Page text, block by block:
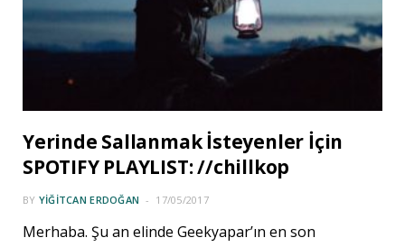
Yerinde Sallanmak İsteyenler İçin
SPOTIFY PLAYLIST: //chillkop
BY YIĞITCAN ERDOĞAN 17/05/2017
Merhaba. Şu an elinde Geekyapar’ın en son